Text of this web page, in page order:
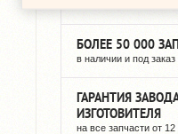
БОЛЕЕ 50 000
в наличии и под заказ
ГАРАНТИЯ
ИЗГОТОВИТЕЛЯ
на все запчасти от